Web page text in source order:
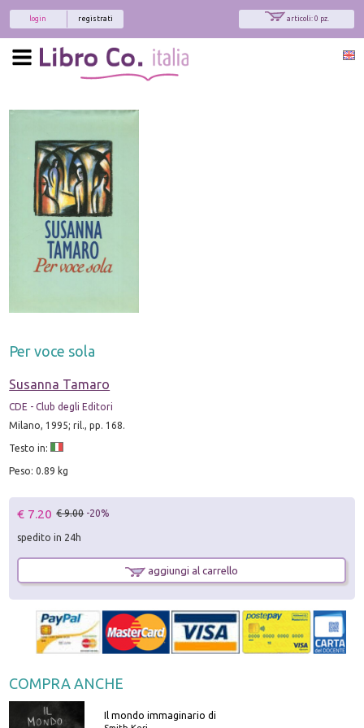
articoli: 0 pz.
registrati
login
Per voce sola
Susanna Tamaro
CDE - Club degli Editori
Milano, 1995; ril., pp. 168.
Testo in:
Peso: 0.89 kg
€ 7.20 € 9.00 -20%
spedito in 24h
aggiungi al carrello
COMPRA ANCHE
Il mondo immaginario di